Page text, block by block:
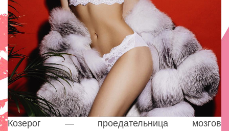
Козерог — проедательница мозгов